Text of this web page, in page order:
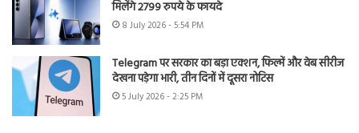
मिलेंगे 2799 रुपये के फायदे
8 July 2026 - 5:54 PM
Telegram पर सरकार का बड़ा एक्शन, फिल्में और वेब सीरीज
देखना पड़ेगा भारी, तीन दिनों में दूसरा नोटिस
5 July 2026 - 2:25 PM